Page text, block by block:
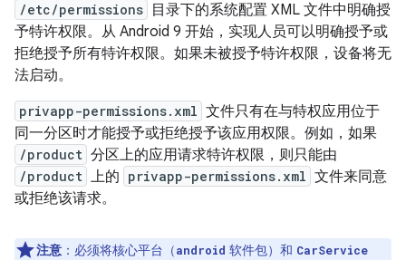
/etc/permissions
目录下的系统配置 XML 文件中明确授
予特许权限。从 Android 9 开始，实现人员可以明确授予或
拒绝授予所有特许权限。如果未被授予特许权限，设备将无
法启动。
privapp-permissions.xml 文件只有在与特权应用位于
同一分区时才能授予或拒绝授予该应用权限。例如，如果
/product 分区上的应用请求特许权限，则只能由
/product 上的 privapp-permissions.xml 文件来同意
或拒绝该请求。
注意 ：必须将核心平台（android 软件包）和 CarService